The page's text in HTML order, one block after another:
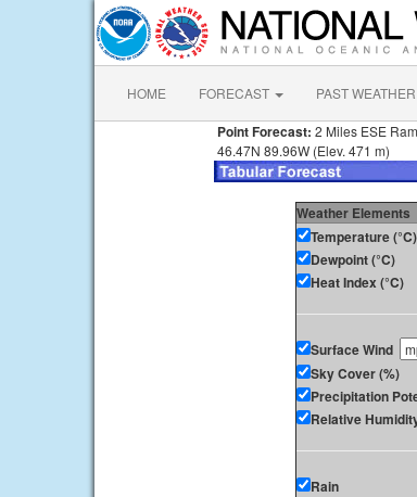
HOME FORECAST PAST WEATHER
Point Forecast: 2 Miles ESE
46.47N 89.96W (Elev. 471 m)
Weather Elements
Temperature (°C)
Dewpoint (°C)
Heat Index (°C)
Surface Wind
Sky Cover (%)
Precipitation
Relative
Rain